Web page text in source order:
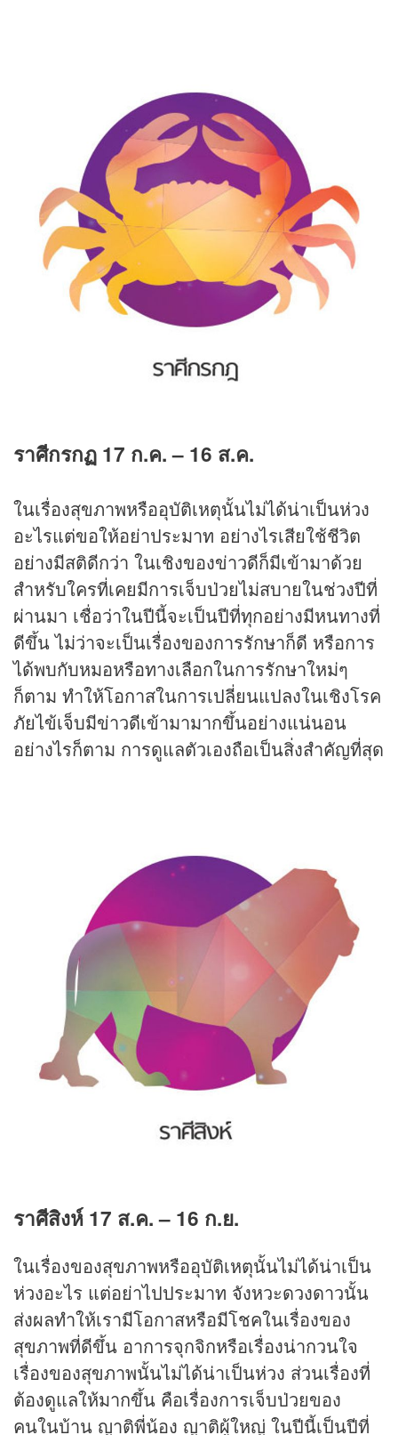
ราศีกรกฏ 17 ก.ค.– 16 ส.ค.
ในเรื่องสุขภาพหรืออุบัติเหตุนั้นไม่ได้น่าเป็นห่วง
อะไรแต่ขอให้อย่าประมาท อย่างไรเสียใช้ชีวิต
อย่างมีสติดีกว่า ในเชิงของข่าวดีก็มีเข้ามาด้วย
สำหรับใครที่เคยมีการเจ็บป่วยไม่สบายในช่วงปีที่
ผ่านมา เชื่อว่าในปีนี้จะเป็นปีที่ทุกอย่างมีหนทางที่
ดีขึ้น ไม่ว่าจะเป็นเรื่องของการรักษาก็ดี หรือการ
ได้พบกับหมอหรือทางเลือกในการรักษาใหม่ๆ
ก็ตาม ทำให้โอกาสในการเปลี่ยนแปลงในเชิงโรค
ภัยไข้เจ็บมีข่าวดีเข้ามามากขึ้นอย่างแน่นอน
อย่างไรก็ตาม การดูแลตัวเองถือเป็นสิ่งสำคัญที่สุด
ราศีสิงห์ 17 ส.ค.– 16 ก.ย.
ในเรื่องของสุขภาพหรืออุบัติเหตุนั้นไม่ได้น่าเป็น
ห่วงอะไร แต่อย่าไปประมาท จังหวะดวงดาวนั้น
ส่งผลทำให้เรามีโอกาสหรือมีโชคในเรื่องของ
สุขภาพที่ดีขึ้น อาการจุกจิกหรือเรื่องน่ากวนใจ
เรื่องของสุขภาพนั้นไม่ได้น่าเป็นห่วง ส่วนเรื่องที่
ต้องดูแลให้มากขึ้น คือเรื่องการเจ็บป่วยของ
คนในบ้าน ญาติพี่น้อง ญาติผู้ใหญ่ ในปีนี้เป็นปีที่